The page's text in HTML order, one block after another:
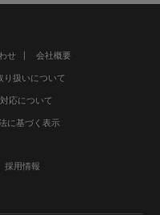
せ 会社概要
り扱いについて
応について
に基づく表示
採用情報